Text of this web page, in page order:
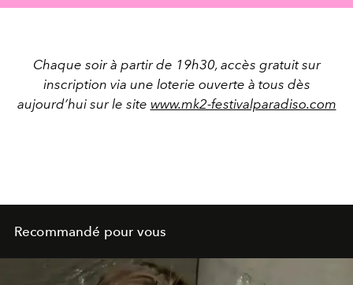
Chaque soir à partir de 19h30, accès gratuit sur
inscription via une loterie ouverte à tous dès
aujourd’hui sur le site www.mk2-festivalparadiso.com
Recommandé pour vous